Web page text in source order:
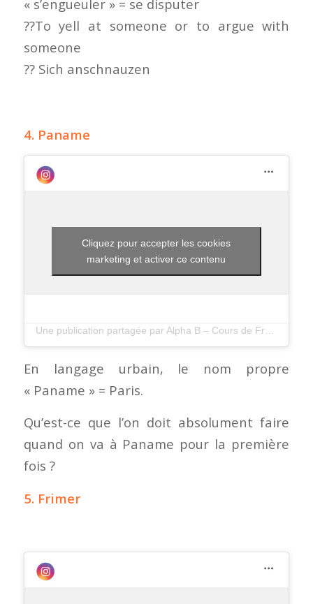
« s’engueuler » = se disputer
??To yell at someone or to argue with
someone
?? Sich anschnauzen
4. Paname
Cliquez pour accepter les cookies
marketing et activer ce contenu
En langage urbain, le nom propre
« Paname » = Paris.
Qu’est-ce que l’on doit absolument faire
quand on va à Paname pour la première
fois ?
5. Frimer